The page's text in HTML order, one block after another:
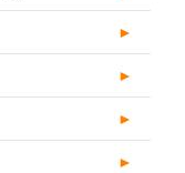
►
►
►
►